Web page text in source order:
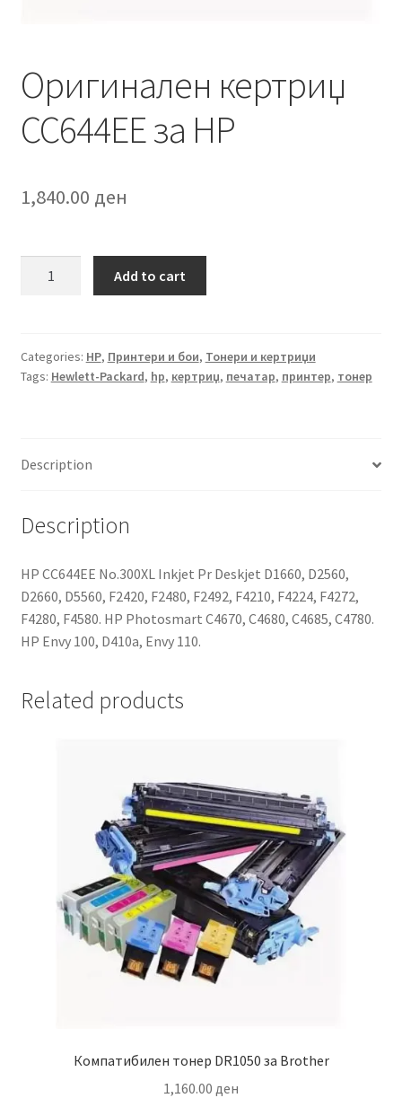
Оригинален кертриџ
CC644EE за HP
1,840.00 ден
HP
quantity
Add to cart
Categories: HP, Принтери и бои, Тонери и кертриџи
Tags: Hewlett-Packard, hp, кертриџ, печатар, принтер, тонер
Description
Description
HP CC644EE No.300XL Inkjet Pr Deskjet D1660, D2560,
D2660, D5560, F2420, F2480, F2492, F4210, F4224, F4272,
F4280, F4580. HP Photosmart C4670, C4680, C4685, C4780.
HP Envy 100, D410a, Envy 110.
Related products
Компатибилен тонер DR1050 за Brother
1,160.00 ден